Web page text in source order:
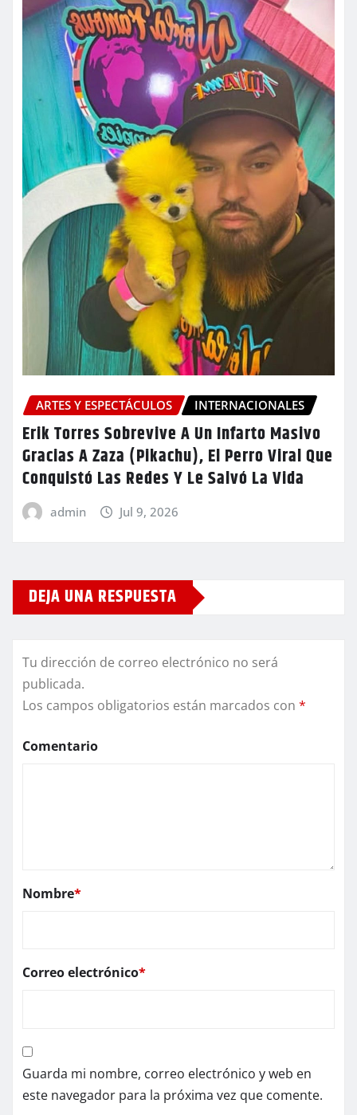
ARTES Y ESPECTÁCULOS INTERNACIONALES
Erik Torres Sobrevive A Un Infarto Masivo
Gracias A Zaza (Pikachu), El Perro Viral Que
Conquistó Las Redes Y Le Salvó La Vida
admin Jul 9, 2026
DEJA UNA RESPUESTA
Tu dirección de correo electrónico no será
publicada.
Los campos obligatorios están marcados con *
Comentario
Nombre*
Correo electrónico*
Guarda mi nombre, correo electrónico y web en
este navegador para la próxima vez que comente.